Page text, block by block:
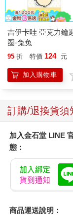
吉伊卡哇 亞克力鑰匙
圈-兔兔
95 折 特價 124 元
加入購物車
訂購/退換貨須
加入金石堂 LINE
態：
商品運送說明：